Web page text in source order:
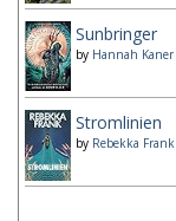
Sunbringer
by Hannah Kaner
Stromlinien
by Rebekka Frank